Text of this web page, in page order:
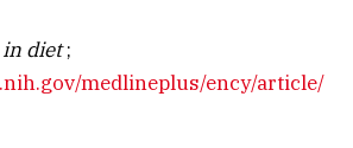
diet;
medlineplus/ency/article/